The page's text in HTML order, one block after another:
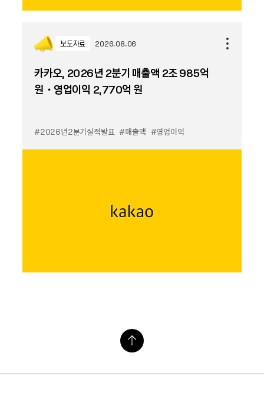
보도자료 2026.08.06
카카오, 2026년 2분기 매출액 2조 985억
원・영업이익 2,770억 원
#2026년2분기실적발표 #매출액 #영업이익